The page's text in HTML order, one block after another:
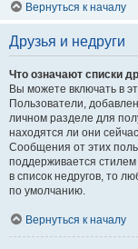
Вернуться к началу
Друзья и недруги
Что означают списки
Вы можете включать в
Пользователи,
личном разделе для
находятся ли они
Сообщения от этих
поддерживается
в список недругов, то
по умолчанию.
Вернуться к началу